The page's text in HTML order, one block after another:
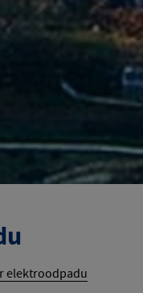
elektroodpadu